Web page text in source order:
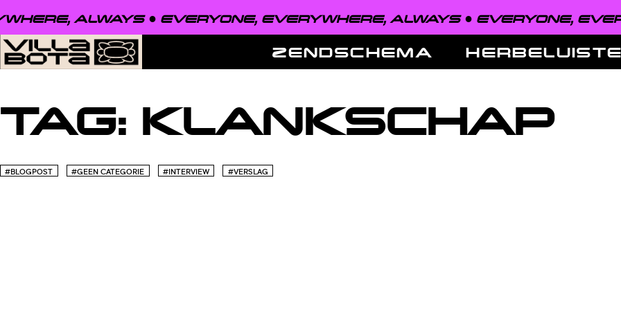
ALWAYS ● EVERYONE, EVERYWHERE, ALWAYS ● EVERYONE,
ZENDSCHEMA
TAG: KLANKSCHAP
#BLOGPOST #GEEN CATEGORIE #INTERVIEW #VERSLAG